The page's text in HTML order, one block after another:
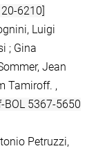
20-6210]
Luigi
; Gina
Jean
Tamiroff. ,
BOL 5367-5650
Petruzzi,